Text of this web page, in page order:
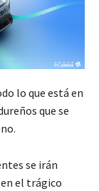
lo que está en
que se
se irán
el trágico